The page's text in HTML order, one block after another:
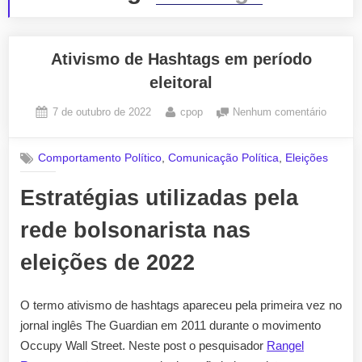
Ativismo de Hashtags em período
eleitoral
Posted
7 de outubro de 2022 By
cpop Nenhum comentárioem
Comportamento Político ,Comunicação Política Eleições
Estratégias utilizadas pela
rede bolsonarista nas
eleições de 2022
O termo ativismo de hashtags apareceu pela primeira vez no
jornal inglês The Guardian em 2011 durante o movimento
Occupy Wall Street. Neste post o pesquisador Rangel